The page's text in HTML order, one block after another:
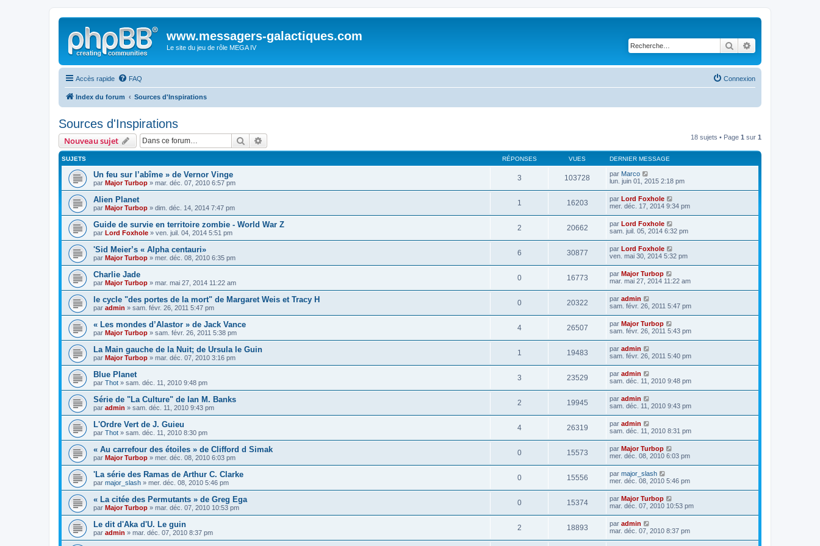
www.messagers-galactiques.com
Le site du jeu de rôle MEGA IV Rechercher
Accès rapide FAQ Connexion
Index du forum Sources d'Inspirations
Sources d'Inspirations
Nouveau sujet Rechercher 18 sujets • Page 1 sur 1
SUJETS RÉPONSES VUES DERNIER MESSAGE
Un feu sur l’abîme » de Vernor Vinge
par Major Turbop » mar. déc. 07, 2010 6:57 pm
3 103728 par Marco
lun. juin 01, 2015 2:18 pm
Alien Planet
par Major Turbop » dim. déc. 14, 2014 7:47 pm
1 16203 par Lord Foxhole
mer. déc. 17, 2014 9:34 pm
Guide de survie en territoire zombie - World War Z
par Lord Foxhole » ven. juil. 04, 2014 5:51 pm
2 20662 par Lord Foxhole
sam. juil. 05, 2014 6:32 pm
'Sid Meier’s « Alpha centauri»
par Major Turbop » mer. déc. 08, 2010 6:35 pm
6 30877 par Lord Foxhole
ven. mai 30, 2014 5:32 pm
Charlie Jade
par Major Turbop » mar. mai 27, 2014 11:22 am
0 16773 par Major Turbop
mar. mai 27, 2014 11:22 am
le cycle "des portes de la mort" de Margaret Weis et Tracy H
par admin » sam. févr. 26, 2011 5:47 pm
0 20322 par admin
sam. févr. 26, 2011 5:47 pm
« Les mondes d’Alastor » de Jack Vance
par Major Turbop » sam. févr. 26, 2011 5:38 pm
4 26507 par Major Turbop
sam. févr. 26, 2011 5:43 pm
La Main gauche de la Nuit; de Ursula le Guin
par Major Turbop » mar. déc. 07, 2010 3:16 pm
1 19483 par admin
sam. févr. 26, 2011 5:40 pm
Blue Planet
par Thot » sam. déc. 11, 2010 9:48 pm
3 23529 par admin
sam. déc. 11, 2010 9:48 pm
Série de "La Culture" de Ian M. Banks
par admin » sam. déc. 11, 2010 9:43 pm
2 19945 par admin
sam. déc. 11, 2010 9:43 pm
L'Ordre Vert de J. Guieu
par Thot » sam. déc. 11, 2010 8:30 pm
4 26319 par admin
sam. déc. 11, 2010 8:31 pm
« Au carrefour des étoiles » de Clifford d Simak
par Major Turbop » mer. déc. 08, 2010 6:03 pm
0 15573 par Major Turbop
mer. déc. 08, 2010 6:03 pm
'La série des Ramas de Arthur C. Clarke
par major_slash » mer. déc. 08, 2010 5:46 pm
0 15556 par major_slash
mer. déc. 08, 2010 5:46 pm
« La citée des Permutants » de Greg Ega
par Major Turbop » mar. déc. 07, 2010 10:53 pm
0 15374 par Major Turbop
mar. déc. 07, 2010 10:53 pm
Le dit d'Aka d'U. Le guin
par admin » mar. déc. 07, 2010 8:37 pm
2 18893 par admin
mar. déc. 07, 2010 8:37 pm